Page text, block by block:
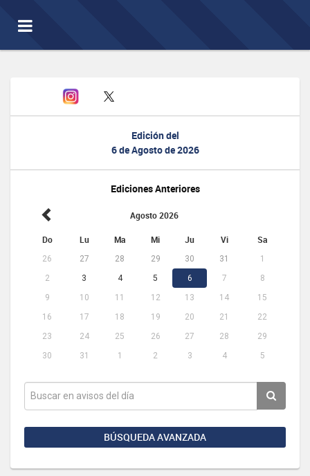
Toggle
navigation
Edición del
6 de Agosto de 2026
Ediciones Anteriores
Agosto 2026
Do Lu Ma Mi Ju Vi Sa
26 27 28 29 30 31
1
2
3 4 5 6 7
8
9
10 11 12 13 14
15
16
17 18 19 20 21
22
23
24 25 26 27 28
29
30
31 1 2 3 4 5
BÚSQUEDA AVANZADA